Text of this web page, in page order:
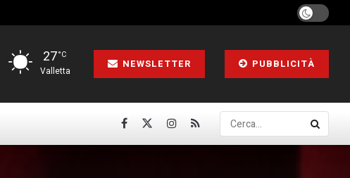
27°C
Valletta
NEWSLETTER PUBBLICITÀ